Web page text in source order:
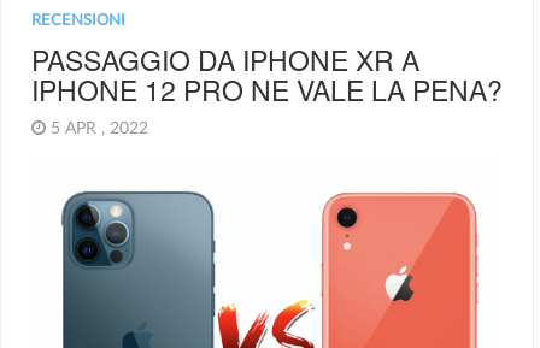
RECENSIONI
PASSAGGIO DA IPHONE XR A
IPHONE 12 PRO NE VALE LA PENA?
5 APR , 2022